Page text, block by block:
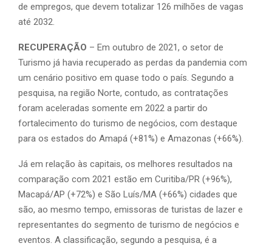
de empregos, que devem totalizar 126 milhões de vagas
até 2032.
RECUPERAÇÃO – Em outubro de 2021, o setor de
Turismo já havia recuperado as perdas da pandemia com
um cenário positivo em quase todo o país. Segundo a
pesquisa, na região Norte, contudo, as contratações
foram aceleradas somente em 2022 a partir do
fortalecimento do turismo de negócios, com destaque
para os estados do Amapá (+81%) e Amazonas (+66%).
Já em relação às capitais, os melhores resultados na
comparação com 2021 estão em Curitiba/PR (+96%),
Macapá/AP (+72%) e São Luís/MA (+66%) cidades que
são, ao mesmo tempo, emissoras de turistas de lazer e
representantes do segmento de turismo de negócios e
eventos. A classificação, segundo a pesquisa, é a